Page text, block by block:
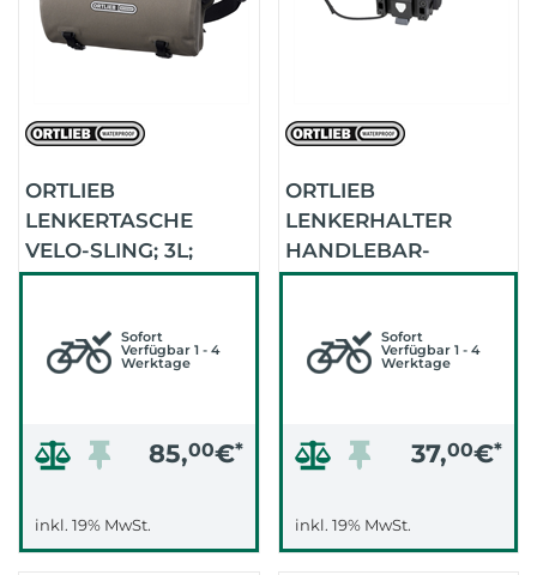
ORTLIEB
LENKERTASCHE
VELO-SLING; 3L;
(DARK SAND)
Sofort
Verfügbar 1 - 4
Werktage
85,00€*
inkl. 19% MwSt.
ORTLIEB
LENKERHALTER
HANDLEBAR-
MOUNTING-SET QR
Sofort
Verfügbar 1 - 4
Werktage
37,00€*
inkl. 19% MwSt.